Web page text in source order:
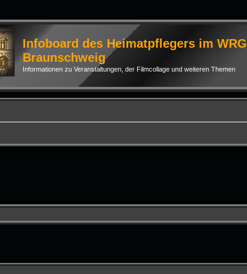
Infoboard des Heimatpflegers im WRG
Braunschweig
Informationen zu Veranstaltungen, der Filmcollage und weiteren Themen